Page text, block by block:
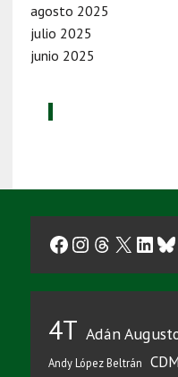
agosto 2025
julio 2025
junio 2025
Facebook
Instagram
Threads
X
4T Adán
Andy López Beltrán